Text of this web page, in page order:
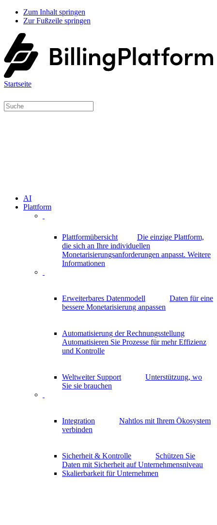
Zum Inhalt springen
Zur Fußzeile springen
Startseite
AI
Plattform
Plattformübersicht
Die einzige Plattform,
die sich an Ihre individuellen
Monetarisierungsanforderungen anpasst. Weitere
Informationen
Erweiterbares Datenmodell
Daten für eine
bessere Monetarisierung anpassen
Automatisierung der Rechnungsstellung
Automatisieren Sie Prozesse für mehr Effizienz
und Kontrolle
Weltweiter Support
Unterstützung, wo
Sie sie brauchen
Integration
Nahtlos mit Ihrem Ökosystem
verbinden
Sicherheit & Kontrolle
Schützen Sie
Daten mit Sicherheit auf Unternehmensniveau
Skalierbarkeit für Unternehmen